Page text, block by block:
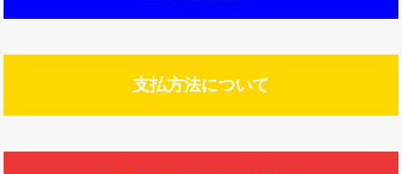
支払方法について